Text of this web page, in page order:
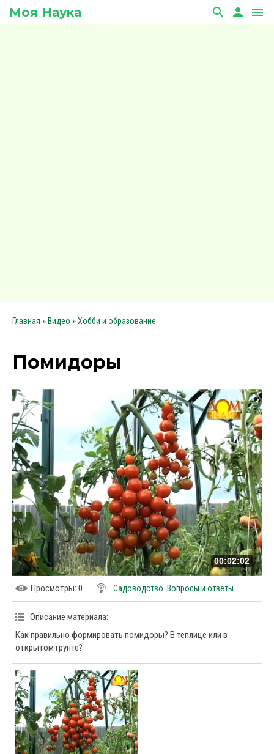
Моя Наука search person menu
Главная » Видео »Хобби и образование
Помидоры
00:02:02
Просмотры: 0 Садоводство. Вопросы и ответы
Описание материала:
Как правильно формировать помидоры? В теплице или в
открытом грунте?